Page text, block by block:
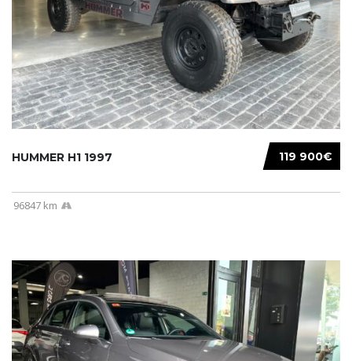
119 900€
HUMMER H1 1997
96847 km